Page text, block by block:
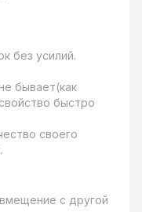
без усилий.
бывает(как
быстро
своего
с другой